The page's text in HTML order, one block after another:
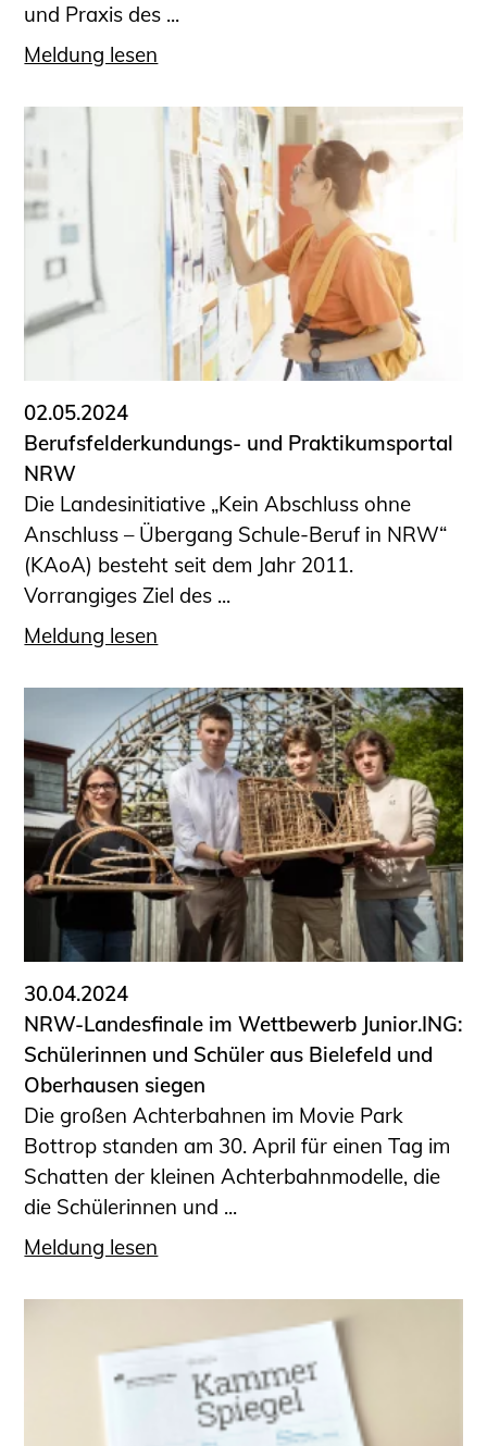
und Praxis des ...
Meldung lesen
02.05.2024
Berufsfelderkundungs- und Praktikumsportal
NRW
Die Landesinitiative „Kein Abschluss ohne
Anschluss – Übergang Schule-Beruf in NRW“
(KAoA) besteht seit dem Jahr 2011.
Vorrangiges Ziel des ...
Meldung lesen
30.04.2024
NRW-Landesfinale im Wettbewerb Junior.ING:
Schülerinnen und Schüler aus Bielefeld und
Oberhausen siegen
Die großen Achterbahnen im Movie Park
Bottrop standen am 30. April für einen Tag im
Schatten der kleinen Achterbahnmodelle, die
die Schülerinnen und ...
Meldung lesen